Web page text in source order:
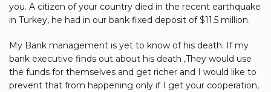
you. A citizen of your country died in the recent earthquake
in Turkey, he had in our bank fixed deposit of $11.5 million.
My Bank management is yet to know of his death. If my
bank executive finds out about his death ,They would use
the funds for themselves and get richer and I would like to
prevent that from happening only if I get your cooperation,